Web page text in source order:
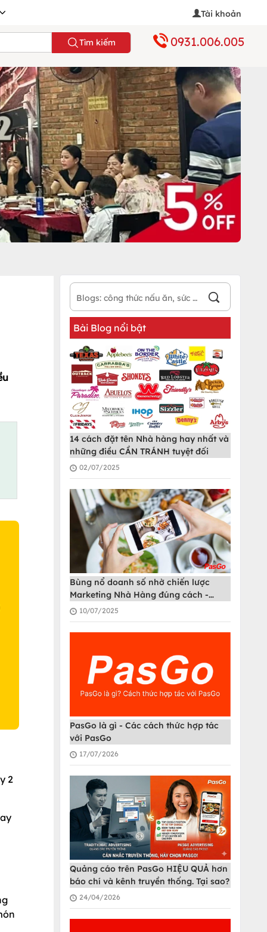
Tài khoản
Tìm kiếm 0931.006.005
2
Bài Blog nổi bật
14 cách đặt tên Nhà hàng hay nhất và
những điều CẦN TRÁNH tuyệt đối
02/07/2025
Bùng nổ doanh số nhờ chiến lược
Marketing Nhà Hàng đúng cách -
PasGo
10/07/2025
PasGo là gì - Các cách thức hợp tác
với PasGo
17/07/2026
Quảng cáo trên PasGo HIỆU QUẢ hơn
báo chí và kênh truyền thống. Tại sao?
24/04/2026